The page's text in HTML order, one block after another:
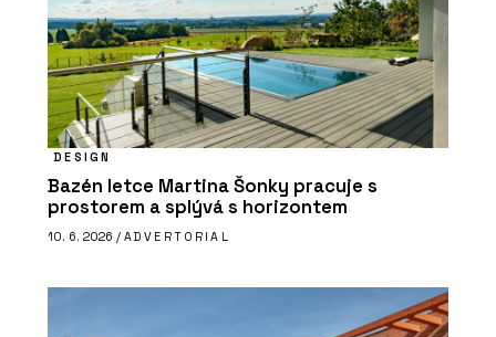
DESIGN
Bazén letce Martina Šonky pracuje s
prostorem a splývá s horizontem
10. 6. 2026 / ADVERTORIAL